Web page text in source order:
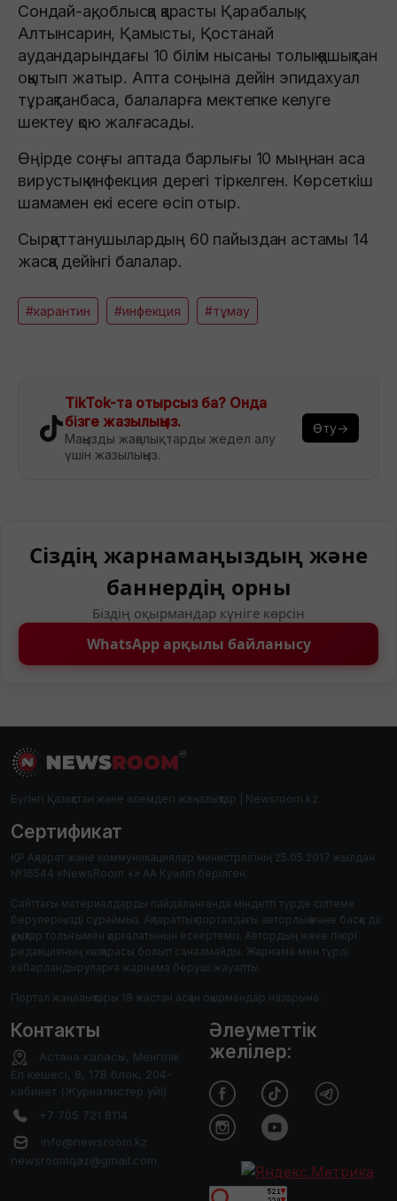
Сондай-ақ, облысқа қарасты Қарабалық,
Алтынсарин, Қамысты, Қостанай
аудандарындағы 10 білім нысаны толық қашықтан
оқытып жатыр. Апта соңына дейін эпидахуал
тұрақтанбаса, балаларға мектепке келуге
шектеу қою жалғасады.
Өңірде соңғы аптада барлығы 10 мыңнан аса
вирустық инфекция дерегі тіркелген. Көрсеткіш
шамамен екі есеге өсіп отыр.
Сырқаттанушылардың 60 пайыздан астамы 14
жасқа дейінгі балалар.
#карантин #инфекция #тұмау
TikTok-та отырсыз ба? Онда
бізге жазылыңыз.
Маңызды жаңалықтарды жедел алу
үшін жазылыңыз.
Өту→
Сіздің жарнамаңыздың және
баннердің орны
Біздің оқырмандар күніге көрсін
WhatsApp арқылы байланысу
Бүгінгі Қазақстан және әлемдегі жаңалықтар | Newsroom.kz
Сертификат
ҚР Ақпарат және коммуникациялар министрлігінің 25.05.2017 жылдан
№16544 «NewsRoom +» АА Куәлігі берілген.
Сайттағы материалдарды пайдаланғанда міндетті түрде сілтеме
берулеріңізді сұраймыз. Ақпараттық порталдағы авторлық және басқа да
құқықтар толығымен қорғалатынын ескертеміз. Автордың жеке пікірі
редакцияның көзқарасы болып саналмайды. Жарнама мен түрлі
хабарландыруларға жарнама беруші жауапты.
Портал жаңалықтары 18 жастан асқан оқырмандар назарына.
Контакты
Астана каласы, Менгілік
Ел кешесі, 8, 17В блок, 204-
кабинет (Журналистер уйі)
+7 705 721 8114
info@newsroom.kz
newsroomqaz@gmail.com
Әлеуметтік
желілер: